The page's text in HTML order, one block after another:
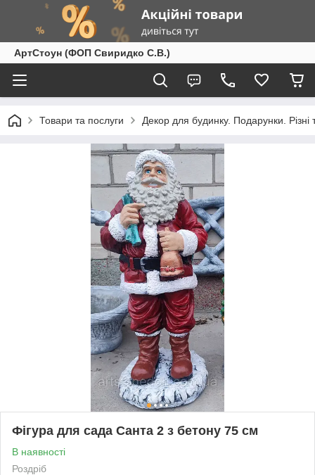
АртСтоун (ФОП Свиридко С.В.)
Товари та послуги Декор для будинку. Подарунки.
Фігура для сада Санта 2 з бетону 75 см
В наявності
Роздріб